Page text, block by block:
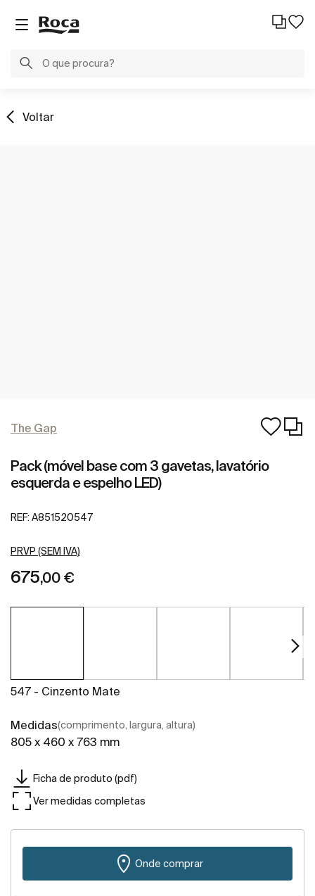
Voltar
The Gap
Pack (móvel base com 3 gavetas, lavatório
esquerda e espelho LED)
REF: A851520547
PRVP (SEM IVA)
675,00 €
547 - Cinzento Mate
Medidas(comprimento, largura, altura)
805 x 460 x 763 mm
Ficha de produto (pdf)
Ver medidas completas
Onde comprar